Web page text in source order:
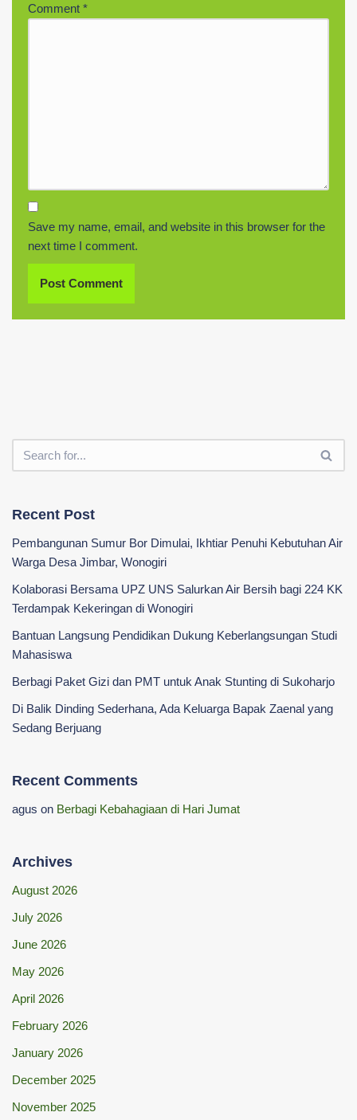
Comment *
Save my name, email, and website in this browser for the
next time I comment.
Recent Post
Pembangunan Sumur Bor Dimulai, Ikhtiar Penuhi Kebutuhan Air
Warga Desa Jimbar, Wonogiri
Kolaborasi Bersama UPZ UNS Salurkan Air Bersih bagi 224 KK
Terdampak Kekeringan di Wonogiri
‎Bantuan Langsung Pendidikan Dukung Keberlangsungan Studi
Mahasiswa ‎
Berbagi Paket Gizi dan PMT untuk Anak Stunting di Sukoharjo
Di Balik Dinding Sederhana, Ada Keluarga Bapak Zaenal yang
Sedang Berjuang
Recent Comments
agus on Berbagi Kebahagiaan di Hari Jumat
Archives
August 2026
July 2026
June 2026
May 2026
April 2026
February 2026
January 2026
December 2025
November 2025